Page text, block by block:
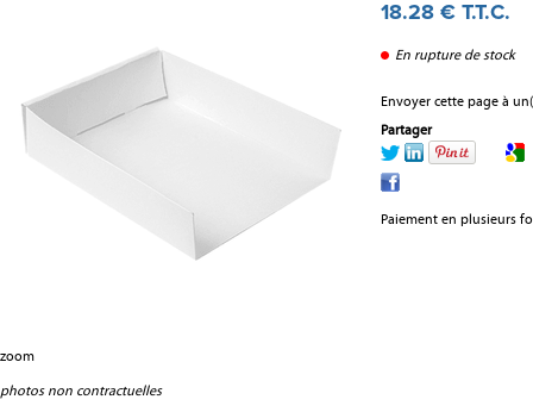
zoom
photos non contractuelles
18.28 € T.T.C.
En rupture de stock
Envoyer cette page à
Partager
Paiement en plusieurs